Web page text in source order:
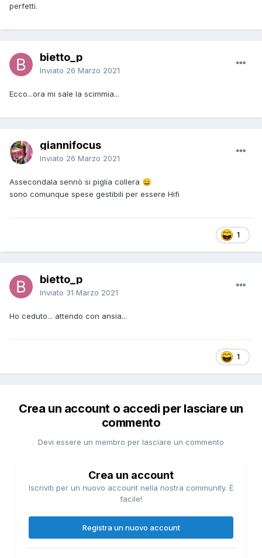
perfetti.
bietto_p
Inviato 26 Marzo 2021
Ecco...ora mi sale la scimmia...
giannifocus
Inviato 26 Marzo 2021
Assecondala sennò si piglia collera 😄
sono comunque spese gestibili per essere Hifi
1
bietto_p
Inviato 31 Marzo 2021
Ho ceduto... attendo con ansia...
1
Crea un account o accedi per lasciare un
commento
Devi essere un membro per lasciare un commento
Crea un account
Iscriviti per un nuovo account nella nostra community. È
facile!
Registra un nuovo account